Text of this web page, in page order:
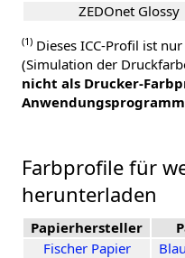
ZEDOnet Glossy
(1) Dieses ICC-Profil ist
(Simulation der
nicht als Drucker-
Farbprofile für
herunterladen
Papierhersteller
Fischer Papier